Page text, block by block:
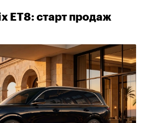
ET8: старт продаж